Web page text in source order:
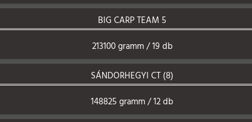
BIG CARP TEAM 5
213100 gramm / 19 db
SÁNDORHEGYI CT (8)
148825 gramm / 12 db